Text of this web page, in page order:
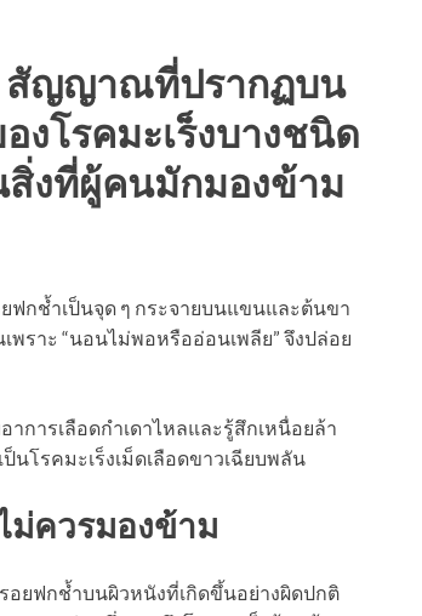
สัญญาณที่ปรากฏบน
โรคมะเร็งบางชนิด
สิ่งที่ผู้คนมักมองข้าม
ฟกช้ำเป็นจุด ๆ กระจายบนแขนและต้นขา
พราะ “นอนไม่พอหรืออ่อนเพลีย” จึงปล่อย
การเลือดกำเดาไหลและรู้สึกเหนื่อยล้า
นโรคมะเร็งเม็ดเลือดขาวเฉียบพลัน
ควรมองข้าม
อยฟกช้ำบนผิวหนังที่เกิดขึ้นอย่างผิดปกติ